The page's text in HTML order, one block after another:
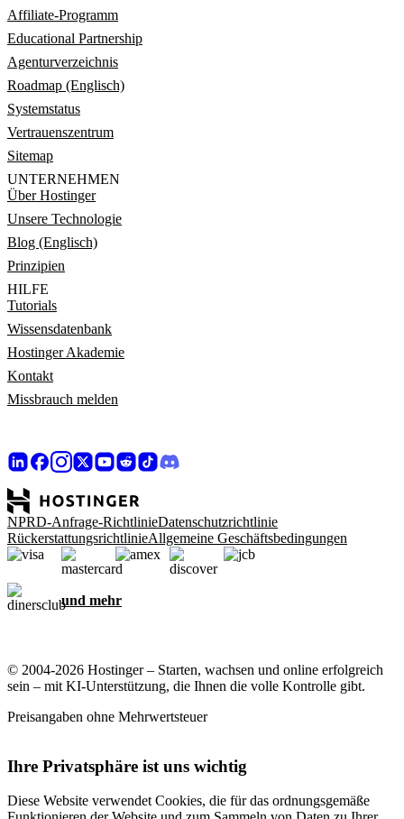
Affiliate-Programm
Educational Partnership
Agenturverzeichnis
Roadmap (Englisch)
Systemstatus
Vertrauenszentrum
Sitemap
UNTERNEHMEN
Über Hostinger
Unsere Technologie
Blog (Englisch)
Prinzipien
HILFE
Tutorials
Wissensdatenbank
Hostinger Akademie
Kontakt
Missbrauch melden
NPRD-Anfrage-RichtlinieDatenschutzrichtlinie
RückerstattungsrichtlinieAllgemeine Geschäftsbedingungen
und mehr
© 2004-2026 Hostinger – Starten, wachsen und online erfolgreich
sein – mit KI-Unterstützung, die Ihnen die volle Kontrolle gibt.
Preisangaben ohne Mehrwertsteuer
Ihre Privatsphäre ist uns wichtig
Diese Website verwendet Cookies, die für das ordnungsgemäße